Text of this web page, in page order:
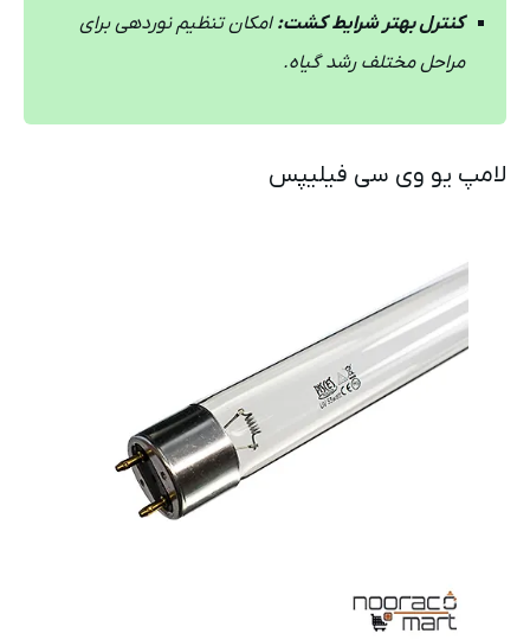
کنترل بهتر شرایط کشت: امکان تنظیم نوردهی برای
مراحل مختلف رشد گیاه.
لامپ یو وی سی فیلیپس